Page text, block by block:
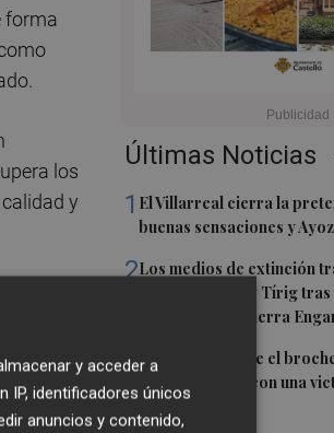
Últimas Noticias
1 El Villarreal cierra la
buenas sensaciones y
2Los medios de extinción
frentes de Catí y Tírig
incendio de la Sierra
3El Villarreal pone el
pretemporada con una
forma
los
y
y
y acceder a
IP, identificadores únicos
anuncios y contenido,